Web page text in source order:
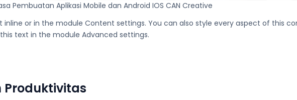
Pembuatan Aplikasi Mobile dan Android IOS CAN Creative
inline or in the module Content settings. You can also style every aspect of this
text in the module Advanced settings.
Produktivitas